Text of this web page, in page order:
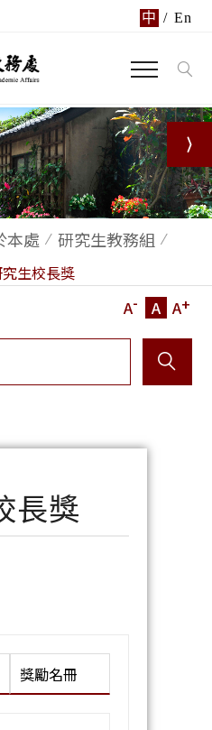
中 / En
本處
研究生教務組
生校長獎
A- A A+
長獎
獎勵名冊